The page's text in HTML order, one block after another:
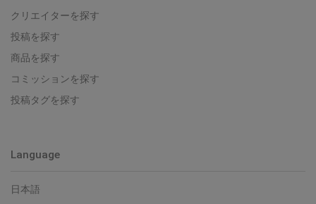
クリエイターを探す
投稿を探す
商品を探す
コミッションを探す
投稿タグを探す
Language
日本語